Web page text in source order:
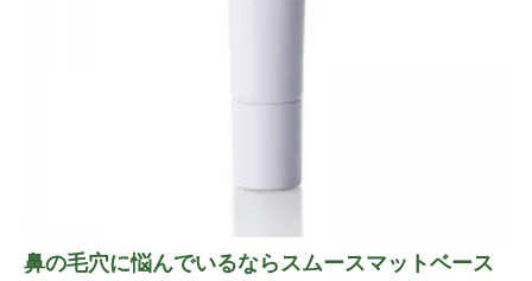
鼻の毛穴に悩んでいるならスムースマットベース